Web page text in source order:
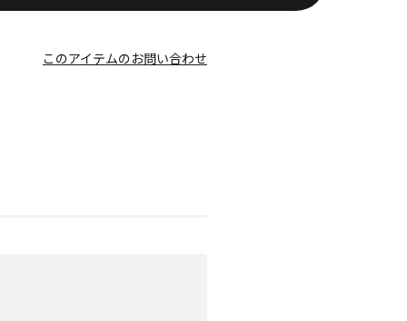
このアイテムのお問い合わせ